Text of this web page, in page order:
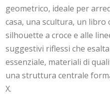
geometrico, ideale per
casa, una scultura, un libro
silhouette a croce e alle
suggestivi riflessi che
essenziale, materiali di
una struttura centrale
X.